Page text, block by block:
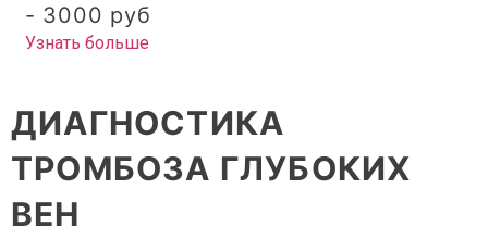
- 3000 руб
Узнать больше
ДИАГНОСТИКА
ТРОМБОЗА ГЛУБОКИХ
ВЕН